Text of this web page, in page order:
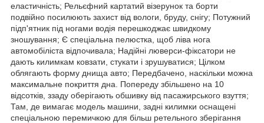
еластичність; Рельєфний картатий візерунок та борти
подвійно посилюють захист від вологи, бруду, снігу; Потужний
підп'ятник під ногами водія перешкоджає швидкому
зношування; Є спеціальна пелюстка, щоб ліва нога
автомобіліста відпочивала; Надійні люверси-фіксатори не
дають килимкам ковзати, стукати і зрушуватися; Цілком
облягають форму днища авто; Передбачено, наскільки можна
максимальне покриття дна. Попереду збільшено на 10
відсотків, ззаду оберігають обшивку від пасажирського взуття;
Там, де вимагає модель машини, задні килимки оснащені
спеціальною перемичкою для більш ретельного зберігання